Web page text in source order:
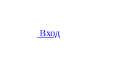
Вход